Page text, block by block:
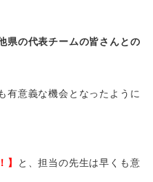
県の代表チームの皆さんとの
有意義な機会となったように
】
と、担当の先生は早くも意